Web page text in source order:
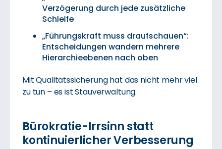
Verzögerung durch jede zusätzliche
Schleife
„Führungskraft muss draufschauen“:
Entscheidungen wandern mehrere
Hierarchieebenen nach oben
Mit Qualitätssicherung hat das nicht mehr viel
zu tun – es ist Stauverwaltung.
Bürokratie-Irrsinn statt
kontinuierlicher Verbesserung